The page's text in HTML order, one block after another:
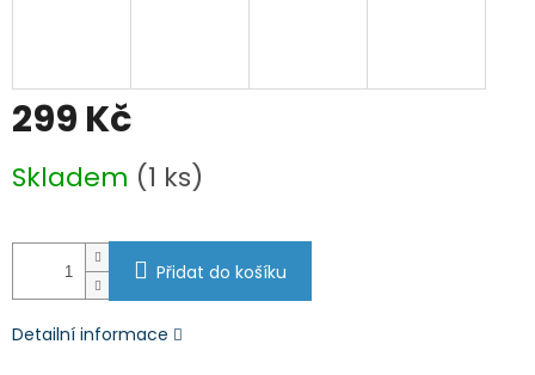
299 Kč
cena:
Skladem (1 ks)
Přidat do košíku
Detailní informace